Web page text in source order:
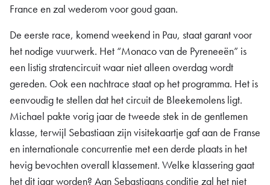
France en zal wederom voor goud gaan.
De eerste race, komend weekend in Pau, staat garant voor
het nodige vuurwerk. Het “Monaco van de Pyreneeën” is
een listig stratencircuit waar niet alleen overdag wordt
gereden. Ook een nachtrace staat op het programma. Het is
eenvoudig te stellen dat het circuit de Bleekemolens ligt.
Michael pakte vorig jaar de tweede stek in de gentlemen
klasse, terwijl Sebastiaan zijn visitekaartje gaf aan de Franse
en internationale concurrentie met een derde plaats in het
hevig bevochten overall klassement. Welke klassering gaat
het dit jaar worden? Aan Sebastiaans conditie zal het niet